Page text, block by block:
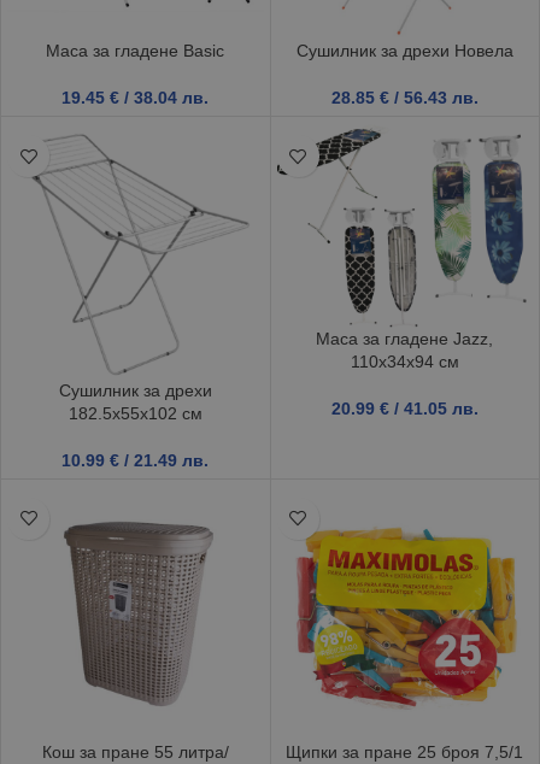
Маса за гладене Basic
19.45€ / 38.04 лв.
Сушилник за дрехи Новела
28.85 € / 56.43 лв.
Сушилник за дрехи
182.5x55x102 см
10.99€ / 21.49 лв.
Маса за гладене Jazz,
110x34x94 см
20.99 € / 41.05 лв.
Кош за пране 55 литра/
Щипки за пране 25 броя 7,5/1